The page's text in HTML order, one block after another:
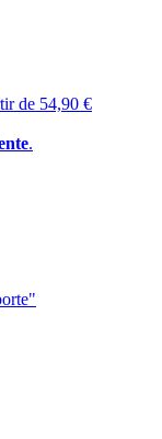
de 54,90 €
.